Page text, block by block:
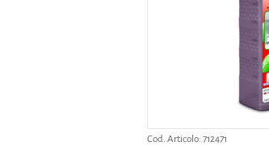
Cod. Articolo: 712471